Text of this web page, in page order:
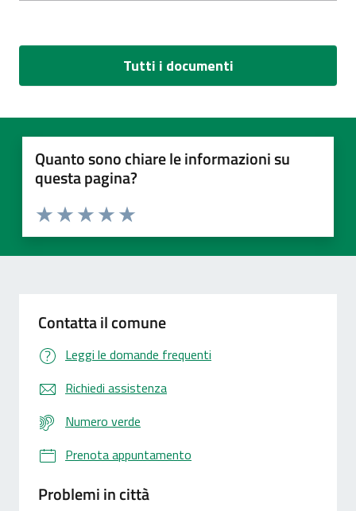
Tutti i documenti
Quanto sono chiare le informazioni su
questa pagina?
Valuta 5 stelle su 5
Valuta 4 stelle su 5
Valuta 3 stelle su 5
Valuta 2 stelle su 5
Valuta 1 stelle su 5
Contatta il comune
Leggi le domande frequenti
Richiedi assistenza
Numero verde
Prenota appuntamento
Problemi in città